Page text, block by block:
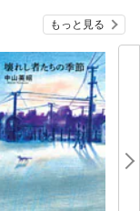
もっと見る